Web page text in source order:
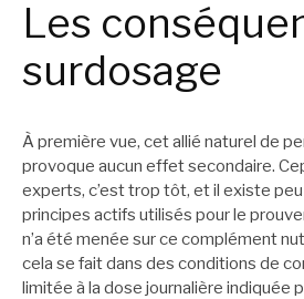
Les
surdosage
À première vue, cet allié naturel de
provoque aucun effet secondaire.
experts, c’est trop tôt, et il existe peu
principes actifs utilisés pour le
n’a été menée sur ce complément
cela se fait dans des conditions de
limitée à la dose journalière indiquée